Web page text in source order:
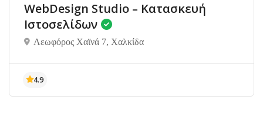
WebDesign Studio – Κατασκευή
Ιστοσελίδων
Λεωφόρος Χαϊνά 7, Χαλκίδα